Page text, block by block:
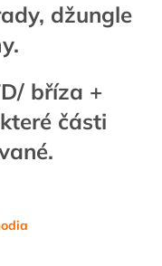
džungle
bříza +
části